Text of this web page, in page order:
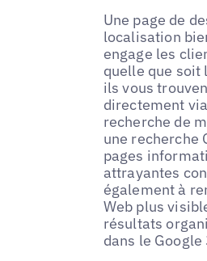
Une page de
localisation
engage les
quelle que soit
ils vous
directement
recherche de
une recherche
pages
attrayantes
également à
Web plus
résultats
dans le Google